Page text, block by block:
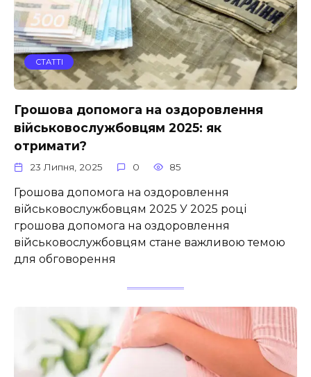
СТАТТІ
Грошова допомога на оздоровлення
військовослужбовцям 2025: як
отримати?
23 Липня, 2025 0 85
Грошова допомога на оздоровлення
військовослужбовцям 2025 У 2025 році
грошова допомога на оздоровлення
військовослужбовцям стане важливою темою
для обговорення